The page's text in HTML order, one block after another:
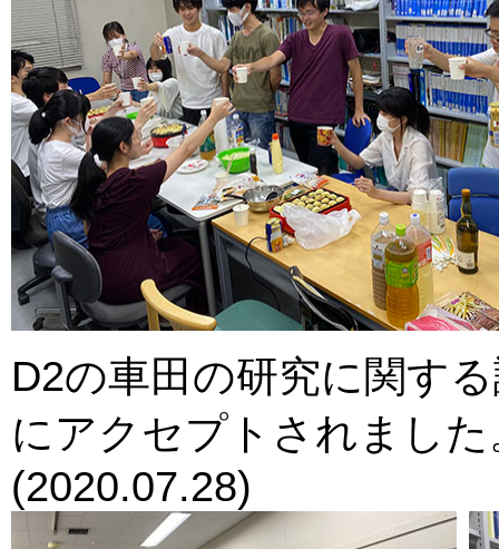
D2の車田の研究に関す
にアクセプトされまし
(2020.07.28)